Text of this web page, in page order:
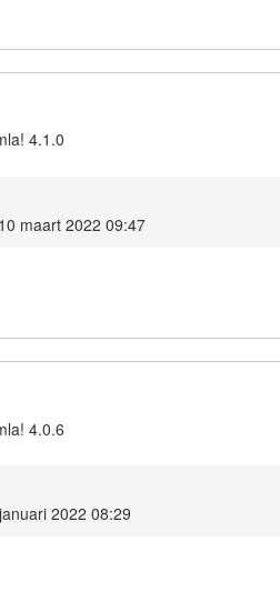
4.1.0
maart 2022 09:47
4.0.6
2022 08:29